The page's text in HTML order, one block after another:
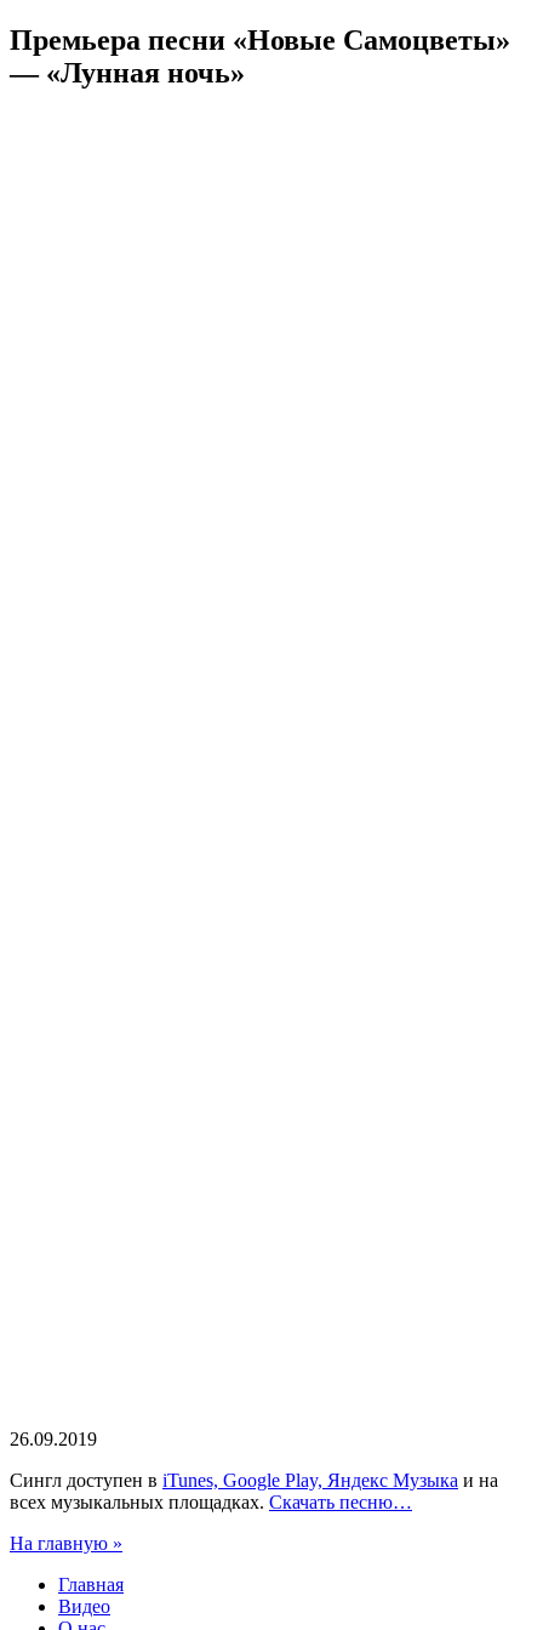
Премьера песни «Новые Самоцветы»
— «Лунная ночь»
26.09.2019
Сингл доступен в iTunes, Google Play, Яндекс Музыка и на
всех музыкальных площадках. Скачать песню…
На главную »
Главная
Видео